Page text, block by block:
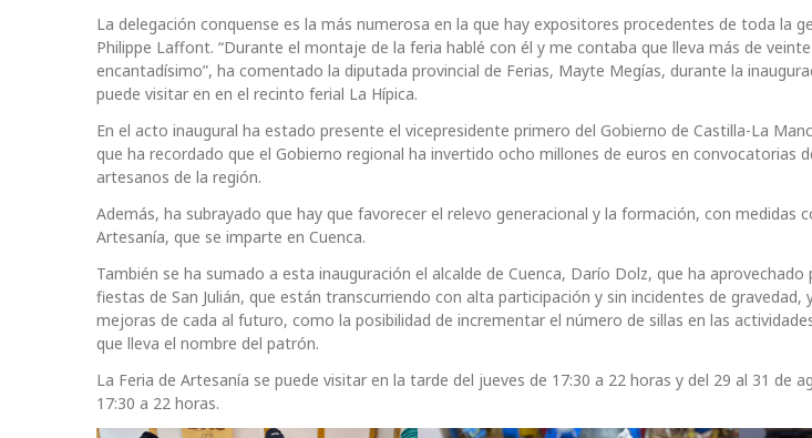
La delegación conquense es la más numerosa en la que hay expositores procedentes de toda la
Philippe Laffont. “Durante el montaje de la feria hablé con él y me contaba que lleva más de
encantadísimo”, ha comentado la diputada provincial de Ferias, Mayte Megías, durante la
puede visitar en en el recinto ferial La Hípica.
En el acto inaugural ha estado presente el vicepresidente primero del Gobierno de Castilla-La
que ha recordado que el Gobierno regional ha invertido ocho millones de euros en convocatorias
artesanos de la región.
Además, ha subrayado que hay que favorecer el relevo generacional y la formación, con medidas
Artesanía, que se imparte en Cuenca.
También se ha sumado a esta inauguración el alcalde de Cuenca, Darío Dolz, que ha
fiestas de San Julián, que están transcurriendo con alta participación y sin incidentes de
mejoras de cada al futuro, como la posibilidad de incrementar el número de sillas en las
que lleva el nombre del patrón.
La Feria de Artesanía se puede visitar en la tarde del jueves de 17:30 a 22 horas y del 29 al 31 de
17:30 a 22 horas.